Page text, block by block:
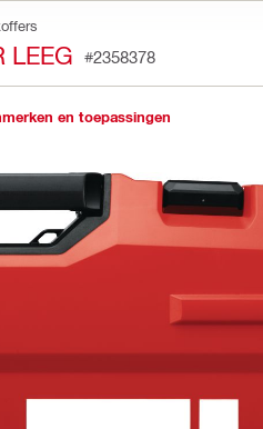
LEEG #2358378
en toepassingen